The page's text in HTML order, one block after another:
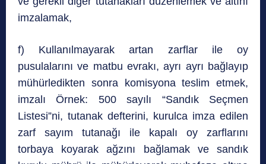
imzalamak,
f) Kullanılmayarak artan zarflar ile oy
pusulalarını ve matbu evrakı, ayrı ayrı bağlayıp
mühürledikten sonra komisyona teslim etmek,
imzalı Örnek: 500 sayılı “Sandık Seçmen
Listesi”ni, tutanak defterini, kurulca imza edilen
zarf sayım tutanağı ile kapalı oy zarflarını
torbaya koyarak ağzını bağlamak ve sandık